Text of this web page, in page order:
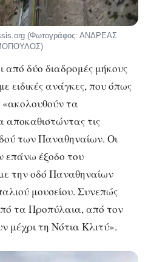
(Φωτογράφος: ΑΝΔΡΕΑΣ
δύο διαδρομές μήκους
ειδικές ανάγκες, που όπως
τα
αποκαθιστώντας τις
των Παναθηναίων. Οι
επάνω έξοδο του
την οδό Παναθηναίων
μουσείου. Συνεπώς
τα Προπύλαια, από τον
μέχρι τη Νότια Κλιτύ».